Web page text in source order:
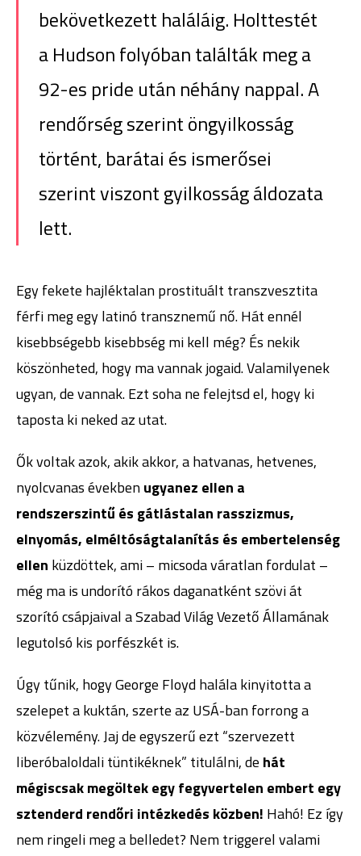
bekövetkezett haláláig. Holttestét
a Hudson folyóban találták meg a
92-es pride után néhány nappal. A
rendőrség szerint öngyilkosság
történt, barátai és ismerősei
szerint viszont gyilkosság áldozata
lett.
Egy fekete hajléktalan prostituált transzvesztita
férfi meg egy latinó transznemű nő. Hát ennél
kisebbségebb kisebbség mi kell még? És nekik
köszönheted, hogy ma vannak jogaid. Valamilyenek
ugyan, de vannak. Ezt soha ne felejtsd el, hogy ki
taposta ki neked az utat.
Ők voltak azok, akik akkor, a hatvanas, hetvenes,
nyolcvanas évekbenugyanez ellen a
rendszerszintű és gátlástalan rasszizmus,
elnyomás, elméltóságtalanítás és embertelenség
ellen küzdöttek, ami – micsoda váratlan fordulat –
még ma is undorító rákos daganatként szövi át
szorító csápjaival a Szabad Világ Vezető Államának
legutolsó kis porfészkét is.
Úgy tűnik, hogy George Floyd halála kinyitotta a
szelepet a kuktán, szerte az USÁ-ban forrong a
közvélemény. Jaj de egyszerű ezt “szervezett
liberóbaloldali tüntikéknek” titulálni, de hát
mégiscsak megöltek egy fegyvertelen embert egy
sztenderd rendőri intézkedés közben! Hahó! Ez így
nem ringeli meg a belledet? Nem triggerel valami